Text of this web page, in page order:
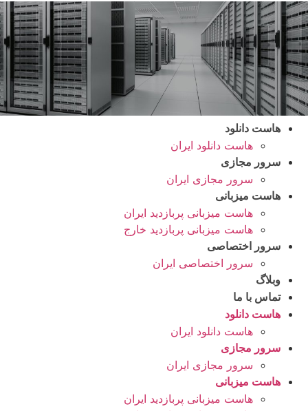
هاست دانلود
هاست دانلود ایران
سرور مجازی
سرور مجازی ایران
هاست میزبانی
هاست میزبانی پربازدید ایران
هاست میزبانی پربازدید خارج
سرور اختصاصی
سرور اختصاصی ایران
وبلاگ
تماس با ما
هاست دانلود
هاست دانلود ایران
سرور مجازی
سرور مجازی ایران
هاست میزبانی
هاست میزبانی پربازدید ایران